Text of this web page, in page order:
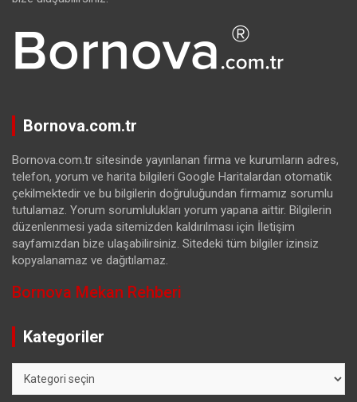
Bornova.com.tr
Bornova.com.tr sitesinde yayınlanan firma ve kurumların adres,
telefon, yorum ve harita bilgileri Google Haritalardan otomatik
çekilmektedir ve bu bilgilerin doğruluğundan firmamız sorumlu
tutulamaz. Yorum sorumlulukları yorum yapana aittir. Bilgilerin
düzenlenmesi yada sitemizden kaldırılması için İletişim
sayfamızdan bize ulaşabilirsiniz. Sitedeki tüm bilgiler izinsiz
kopyalanamaz ve dağıtılamaz.
Bornova Mekan Rehberi
Kategoriler